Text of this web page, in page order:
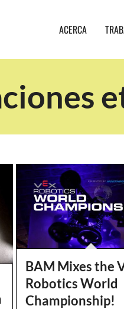
ACERCA
BAM Mixes the
Robotics World
Championship!